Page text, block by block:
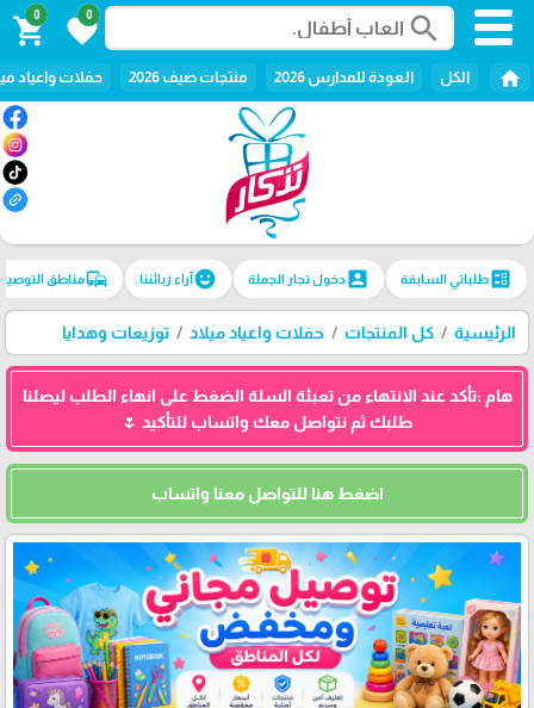
search
0
favorite
0
shopping_cart
home الكل العودة للمدارس 2026 منتجات صيف 2026 حفلات واعياد
ballotطلباتي السابقة account_boxدخول تجار الجملة emoji_emotionsآراء زبائننا commuteمناطق
الرئيسية كل المنتجات حفلات واعياد ميلاد توزيعات وهدايا
هام :تأكد عند الانتهاء من تعبئة السلة الضغط على انهاء الطلب ليصلنا
طلبك ثم نتواصل معك واتساب للتأكيد 🌷
اضغط هنا للتواصل معنا واتساب